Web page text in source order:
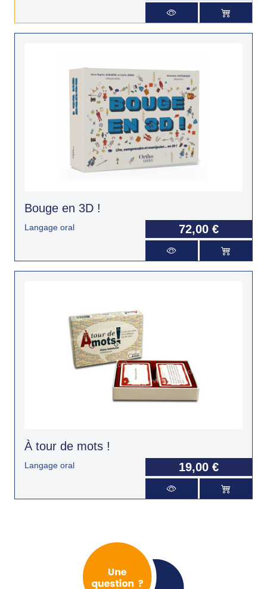
Bouge en 3D !
Langage oral 72,00 €
À tour de mots !
Langage oral 19,00 €